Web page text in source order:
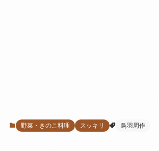
野菜・きのこ料理 スッキリ 鳥羽周作